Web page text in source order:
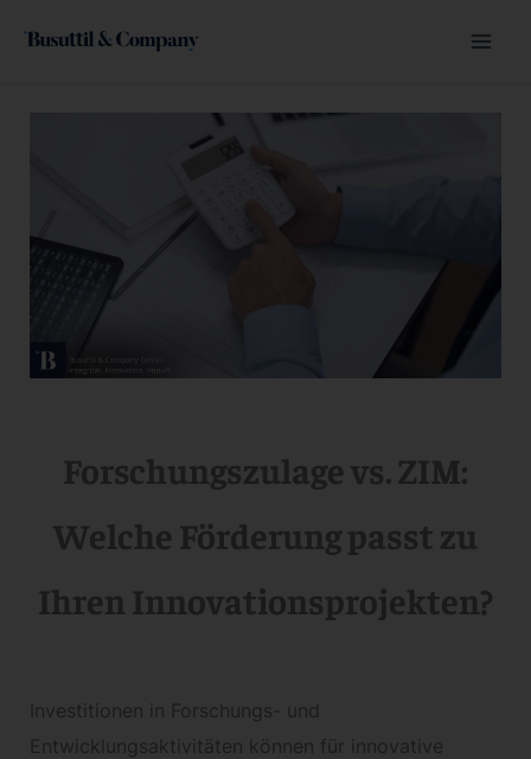
Inhalt
Forschungszulage vs. ZIM:
Welche Förderung passt zu
Ihren Innovationsprojekten?
Investitionen in Forschungs- und
Entwicklungsaktivitäten können für innovative